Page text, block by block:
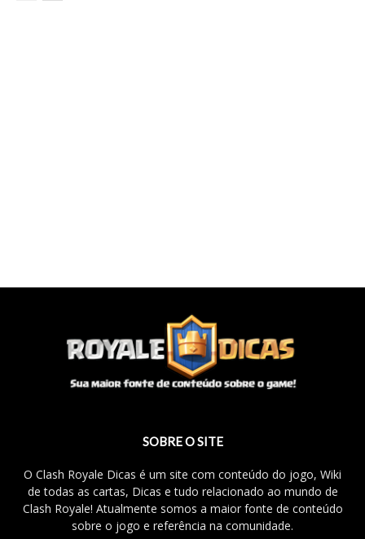
SOBRE O SITE
O Clash Royale Dicas é um site com conteúdo do jogo, Wiki
de todas as cartas, Dicas e tudo relacionado ao mundo de
Clash Royale! Atualmente somos a maior fonte de conteúdo
sobre o jogo e referência na comunidade.